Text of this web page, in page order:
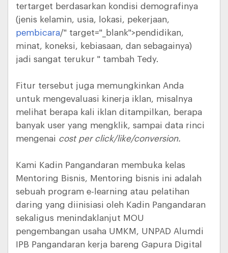
tertarget berdasarkan kondisi demografinya
(jenis kelamin, usia, lokasi, pekerjaan,
pembicara/" target="_blank">pendidikan,
minat, koneksi, kebiasaan, dan sebagainya)
jadi sangat terukur " tambah Tedy.
Fitur tersebut juga memungkinkan Anda
untuk mengevaluasi kinerja iklan, misalnya
melihat berapa kali iklan ditampilkan, berapa
banyak user yang mengklik, sampai data rinci
mengenai cost per click/like/conversion.
Kami Kadin Pangandaran membuka kelas
Mentoring Bisnis, Mentoring bisnis ini adalah
sebuah program e-learning atau pelatihan
daring yang diinisiasi oleh Kadin Pangandaran
sekaligus menindaklanjut MOU
pengembangan usaha UMKM, UNPAD Alumdi
IPB Pangandaran kerja bareng Gapura Digital